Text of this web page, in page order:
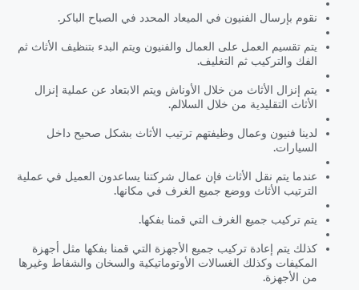
نقوم بإرسال الفنيون في الميعاد المحدد في الصباح الباكر.
يتم تقسيم العمل على العمال والفنيون ويتم البدء بتنظيف الأثاث ثم
الفك والتركيب ثم التغليف.
يتم إنزال الأثاث من خلال الأوناش ويتم الابتعاد عن عملية إنزال
الأثاث التقليدية من خلال السلالم.
لدينا فنيون وعمال وظيفتهم ترتيب الأثاث بشكل صحيح داخل
السيارات.
عندما يتم نقل الأثاث فإن عمال شركتنا يساعدون العميل في عملية
الترتيب الأثاث ووضع جميع الغرف في مكانها.
يتم تركيب جميع الغرف التي قمنا بفكها.
كذلك يتم إعادة تركيب جميع الأجهزة التي قمنا بفكها مثل أجهزة
المكيفات وكذلك الغسالات الأوتوماتيكية والسخان والشفاط وغيرها
من الأجهزة.